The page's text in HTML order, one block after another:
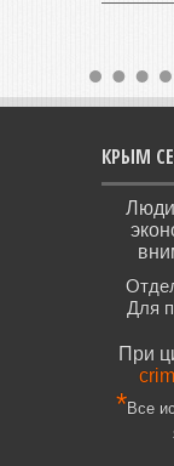
КРЫМ
Для
При
*Все